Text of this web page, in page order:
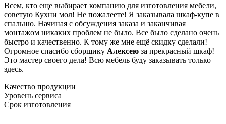
Всем, кто еще выбирает компанию для изготовления мебели,
советую Кухни мол! Не пожалеете! Я заказывала шкаф-купе в
спальню. Начиная с обсуждения заказа и заканчивая
монтажом никаких проблем не было. Все было сделано очень
быстро и качественно. К тому же мне ещё скидку сделали!
Огромное спасибо сборщику Алексею за прекрасный шкаф!
Это мастер своего дела! Всю мебель буду заказывать только
здесь.
Качество продукции
Уровень сервиса
Срок изготовления